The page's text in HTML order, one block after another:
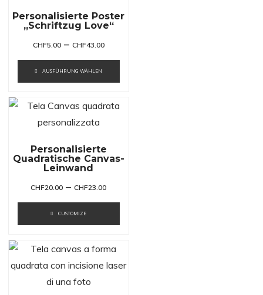
Personalisierte Poster
„Schriftzug Love“
CHF5.00 – CHF43.00
AUSFÜHRUNG WÄHLEN
Personalisierte
Quadratische Canvas-
Leinwand
CHF20.00 –CHF23.00
CUSTOMIZE